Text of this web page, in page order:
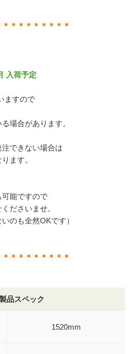
＊＊＊＊＊＊＊＊
入荷予定
ますので
場合があります。
できない場合は
ます。
能ですので
ださいませ。
のも全然OKです）
＊＊＊＊＊＊＊＊
品スペック
1520mm